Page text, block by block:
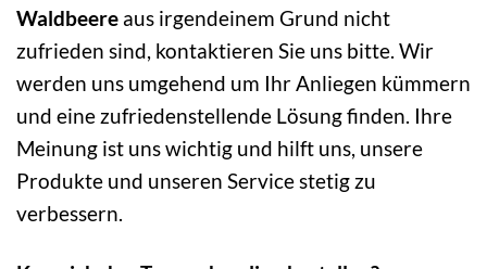
Waldbeere aus irgendeinem Grund nicht
zufrieden sind, kontaktieren Sie uns bitte. Wir
werden uns umgehend um Ihr Anliegen kümmern
und eine zufriedenstellende Lösung finden. Ihre
Meinung ist uns wichtig und hilft uns, unsere
Produkte und unseren Service stetig zu
verbessern.